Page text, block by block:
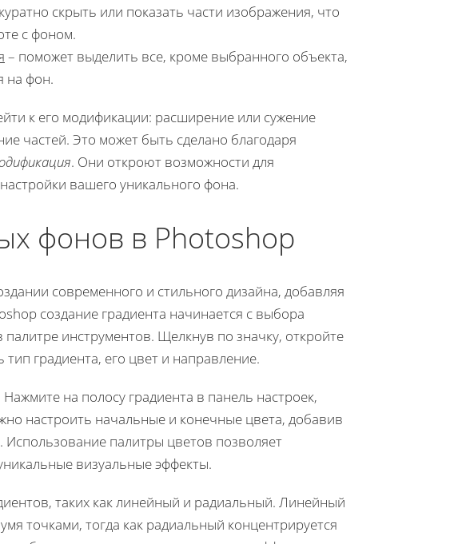
скрыть или показать части изображения, что
с фоном.
– поможет выделить все, кроме выбранного объекта,
на фон.
к его модификации: расширение или сужение
частей. Это может быть сделано благодаря
. Они откроют возможности для
вашего уникального фона.
фонов в Photoshop
современного и стильного дизайна, добавляя
создание градиента начинается с выбора
палитре инструментов. Щелкнув по значку, откройте
градиента, его цвет и направление.
на полосу градиента в панель настроек,
настроить начальные и конечные цвета, добавив
Использование палитры цветов позволяет
визуальные эффекты.
таких как линейный и радиальный. Линейный
точками, тогда как радиальный концентрируется